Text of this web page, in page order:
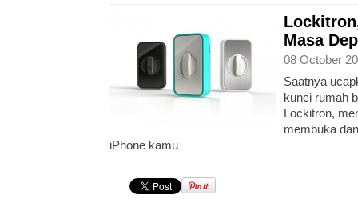
Masa
08 October
Saatnya
kunci rumah
Lockitron,
membuka
iPhone kamu